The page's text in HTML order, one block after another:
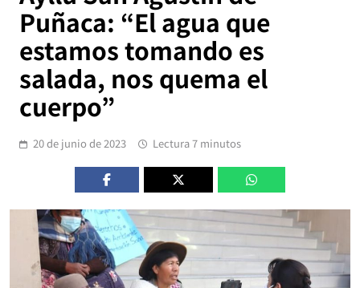
Puñaca: “El agua que
estamos tomando es
salada, nos quema el
cuerpo”
20 de junio de 2023 Lectura 7 minutos